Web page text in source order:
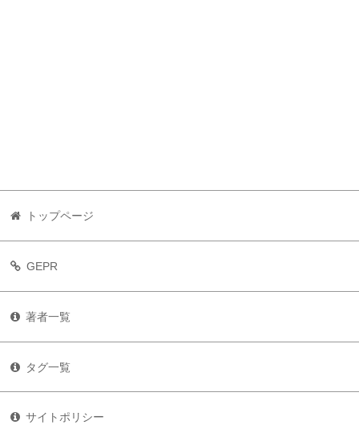
トップページ
GEPR
著者一覧
タグ一覧
サイトポリシー